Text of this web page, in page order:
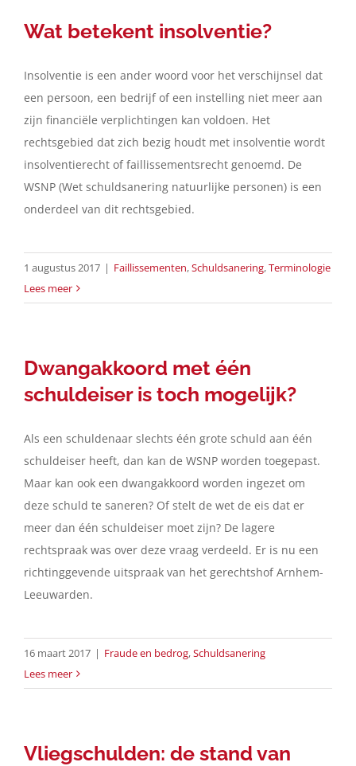
Wat betekent insolventie?
Insolventie is een ander woord voor het verschijnsel dat
een persoon, een bedrijf of een instelling niet meer aan
zijn financiële verplichtingen kan voldoen. Het
rechtsgebied dat zich bezig houdt met insolventie wordt
insolventierecht of faillissementsrecht genoemd. De
WSNP (Wet schuldsanering natuurlijke personen) is een
onderdeel van dit rechtsgebied.
1 augustus 2017 | Faillissementen,Schuldsanering,Terminologie
Lees meer
Dwangakkoord met één
schuldeiser is toch mogelijk?
Als een schuldenaar slechts één grote schuld aan één
schuldeiser heeft, dan kan de WSNP worden toegepast.
Maar kan ook een dwangakkoord worden ingezet om
deze schuld te saneren? Of stelt de wet de eis dat er
meer dan één schuldeiser moet zijn? De lagere
rechtspraak was over deze vraag verdeeld. Er is nu een
richtinggevende uitspraak van het gerechtshof Arnhem-
Leeuwarden.
16 maart 2017 | Fraude en bedrog,Schuldsanering
Lees meer
Vliegschulden: de stand van